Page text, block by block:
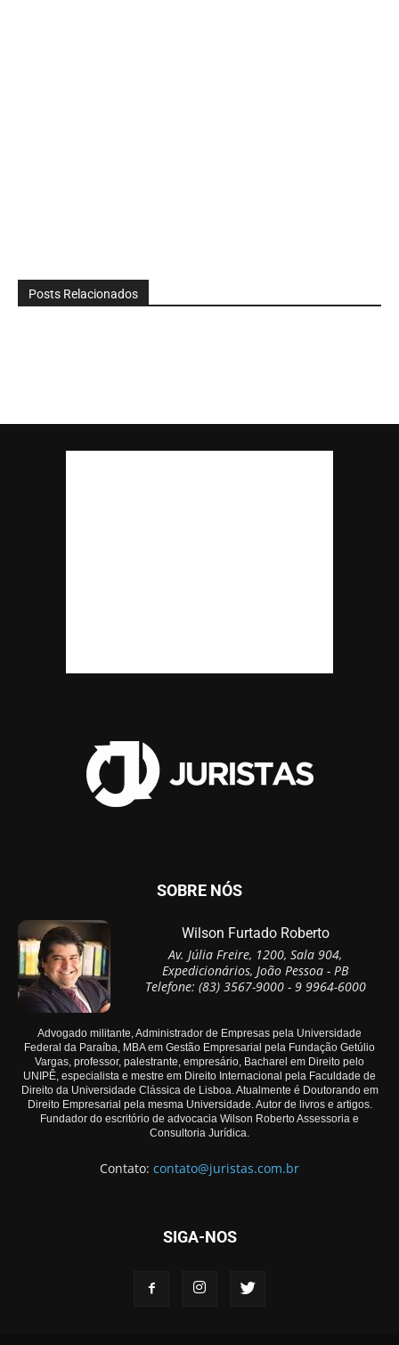
Posts Relacionados
SOBRE NÓS
Wilson Furtado Roberto
Av. Júlia Freire, 1200, Sala 904,
Expedicionários, João Pessoa - PB
Telefone: (83) 3567-9000 - 9 9964-6000
Advogado militante, Administrador de Empresas pela Universidade
Federal da Paraíba, MBA em Gestão Empresarial pela Fundação Getúlio
Vargas, professor, palestrante, empresário, Bacharel em Direito pelo
UNIPÊ, especialista e mestre em Direito Internacional pela Faculdade de
Direito da Universidade Clássica de Lisboa. Atualmente é Doutorando em
Direito Empresarial pela mesma Universidade. Autor de livros e artigos.
Fundador do escritório de advocacia Wilson Roberto Assessoria e
Consultoria Jurídica.
Contato: contato@juristas.com.br
SIGA-NOS